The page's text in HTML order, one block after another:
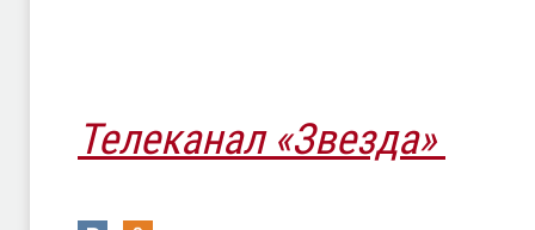
Телеканал «Звезда»